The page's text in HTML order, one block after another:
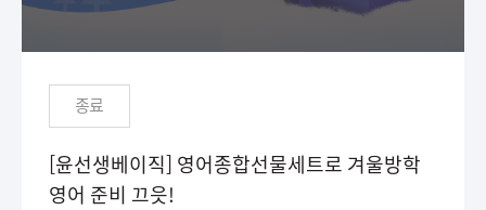
종료
[윤선생베이직] 영어종합선물세트로 겨울방학
영어 준비 끄읏!